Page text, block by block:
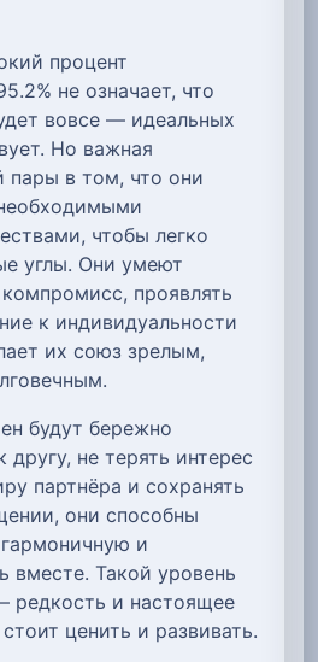
процент
не означает, что
вовсе — идеальных
Но важная
пары в том, что они
чтобы легко
углы. Они умеют
проявлять
к индивидуальности
их союз зрелым,
будут бережно
другу, не терять интерес
партнёра и сохранять
они способны
и
вместе. Такой уровень
редкость и настоящее
ценить и развивать.